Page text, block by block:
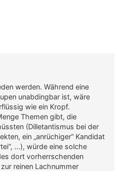
werden. Während eine
unabdingbar ist, wäre
wie ein Kropf.
Themen gibt, die
(Dilletantismus bei der
ein „anrüchiger“ Kandidat
…), würde eine solche
dort vorherrschenden
reinen Lachnummer